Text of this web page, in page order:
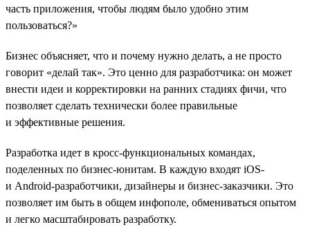
часть приложения, чтобы людям было удобно этим
пользоваться?»
Бизнес объясняет, что и почему нужно делать, а не просто
говорит «делай так». Это ценно для разработчика: он может
внести идеи и корректировки на ранних стадиях фичи, что
позволяет сделать технически более правильные
и эффективные решения.
Разработка идет в кросс-функциональных командах,
поделенных по бизнес-юнитам. В каждую входят iOS-
и Android-разработчики, дизайнеры и бизнес-заказчики. Это
позволяет им быть в общем инфополе, обмениваться опытом
и легко масштабировать разработку.